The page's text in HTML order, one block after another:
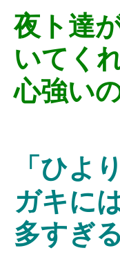
夜ト達
いてく
心強い
「ひよ
ガキに
多すぎる